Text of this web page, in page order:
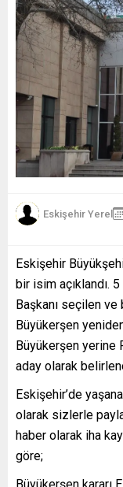
Eskişehir Yerel
Eskişehir
bir isim açıklandı.
Başkanı seçilen ve
Büyükerşen
Büyükerşen yerine
aday olarak
Eskişehir’de
olarak sizlerle
haber olarak iha
göre;